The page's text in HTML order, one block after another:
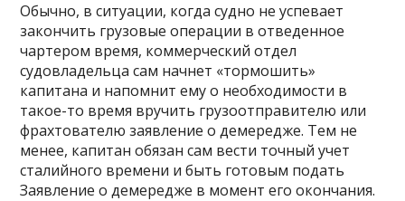
Обычно, в ситуации, когда судно не успевает
закончить грузовые операции в отведенное
чартером время, коммерческий отдел
судовладельца сам начнет «тормошить»
капитана и напомнит ему о необходимости в
такое-то время вручить грузоотправителю или
фрахтователю заявление о демередже. Тем не
менее, капитан обязан сам вести точный учет
сталийного времени и быть готовым подать
Заявление о демередже в момент его окончания.